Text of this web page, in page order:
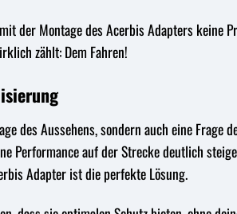
der Montage des Acerbis Adapters keine
zählt: Dem Fahren!
des Aussehens, sondern auch eine
Performance auf der Strecke deutlich
Adapter ist die perfekte Lösung.